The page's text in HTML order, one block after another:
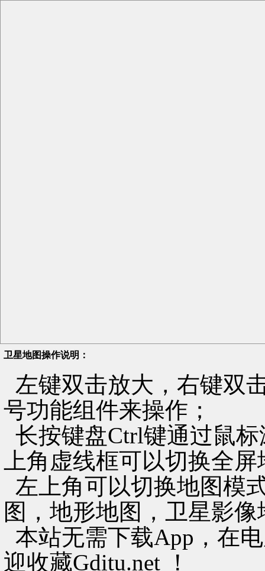
卫星地图操作说明：
左键双击放大，右键双
号功能组件来操作；
长按键盘Ctrl键通过鼠
上角虚线框可以切换全
左上角可以切换地图模
图，地形地图，卫星影像
本站无需下载App，在
迎收藏Gditu.net ！